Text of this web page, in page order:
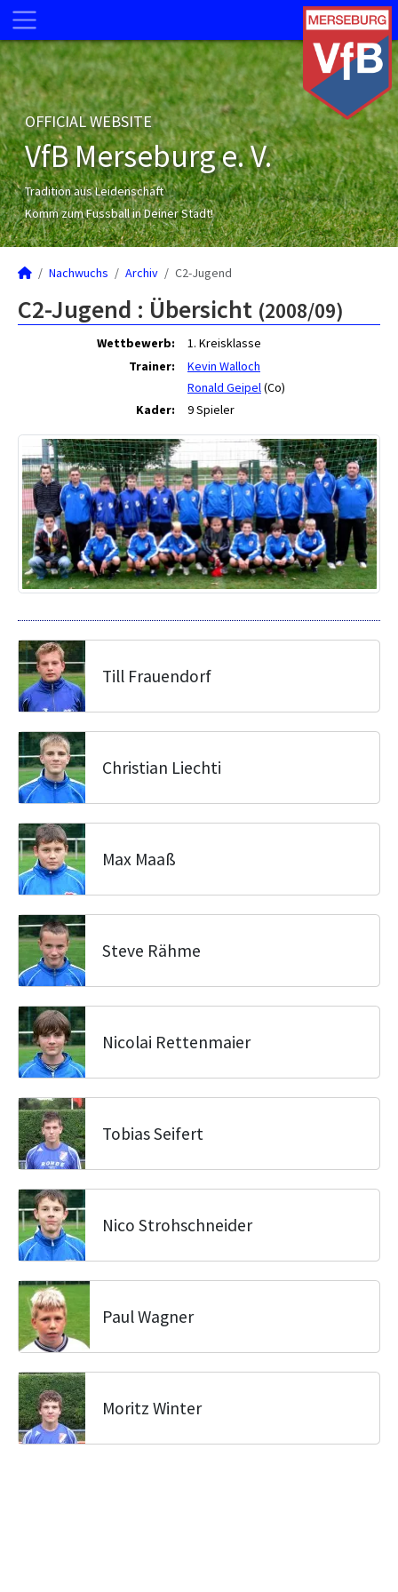
OFFICIAL WEBSITE
VfB Merseburg e. V.
Tradition aus Leidenschaft
Komm zum Fussball in Deiner Stadt!
Nachwuchs Archiv C2-Jugend
C2-Jugend : Übersicht (2008/09)
Wettbewerb:
1. Kreisklasse
Trainer:
Kevin Walloch
Ronald Geipel(Co)
Kader:
9 Spieler
Till Frauendorf
Christian Liechti
Max Maaß
Steve Rähme
Nicolai Rettenmaier
Tobias Seifert
Nico Strohschneider
Paul Wagner
Moritz Winter